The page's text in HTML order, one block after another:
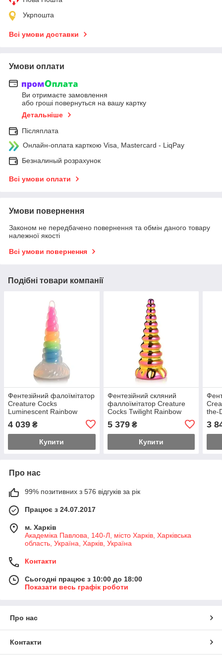
Укрпошта
Всі умови доставки
Умови оплати
Ви отримаєте замовлення
або гроші повернуться на вашу картку
Детальніше
Післяплата
Онлайн-оплата карткою Visa, Mastercard - LiqPay
Безналиный розрахунок
Всі умови оплати
Умови повернення
Законом не передбачено повернення та обмін даного товару
належної якості
Всі умови повернення
Подібні товари компанії
Фентезійний фалоїмітатор
Creature Cocks
Luminescent Rainbow
Silicone Dildo, світиться в
темряві, 19,6 см
4 039 ₴
Купити
Фентезійний скляний
фаллоїмітатор Creature
Cocks Twilight Rainbow
5 379₴
Купити
the-
3
Про нас
99% позитивних з 576 відгуків за рік
Працює з 24.07.2017
м. Харків
Академіка Павлова, 140-Л, місто Харків, Харківська
область, Україна, Харків, Україна
Контакти
Сьогодні працює з 10:00 до 18:00
Показати весь графік роботи
Про нас
Контакти